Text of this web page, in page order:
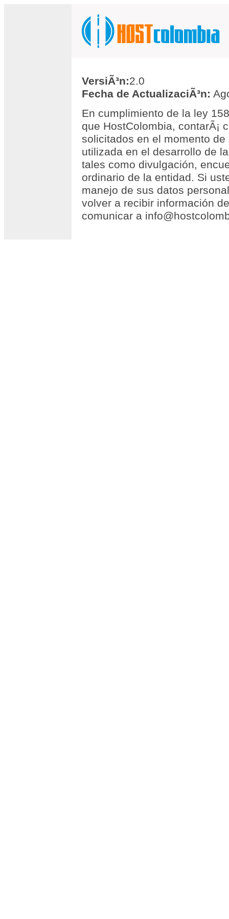
VersiÃ³n:2.0
Fecha de ActualizaciÃ³n:
En cumplimiento de la ley
que HostColombia, contarÃ¡
solicitados en el momento
utilizada en el desarrollo de
tales como divulgación,
ordinario de la entidad. Si
manejo de sus datos
volver a recibir información
comunicar a